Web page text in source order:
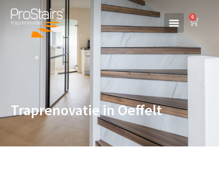
0
Traprenovatie in Oeffelt